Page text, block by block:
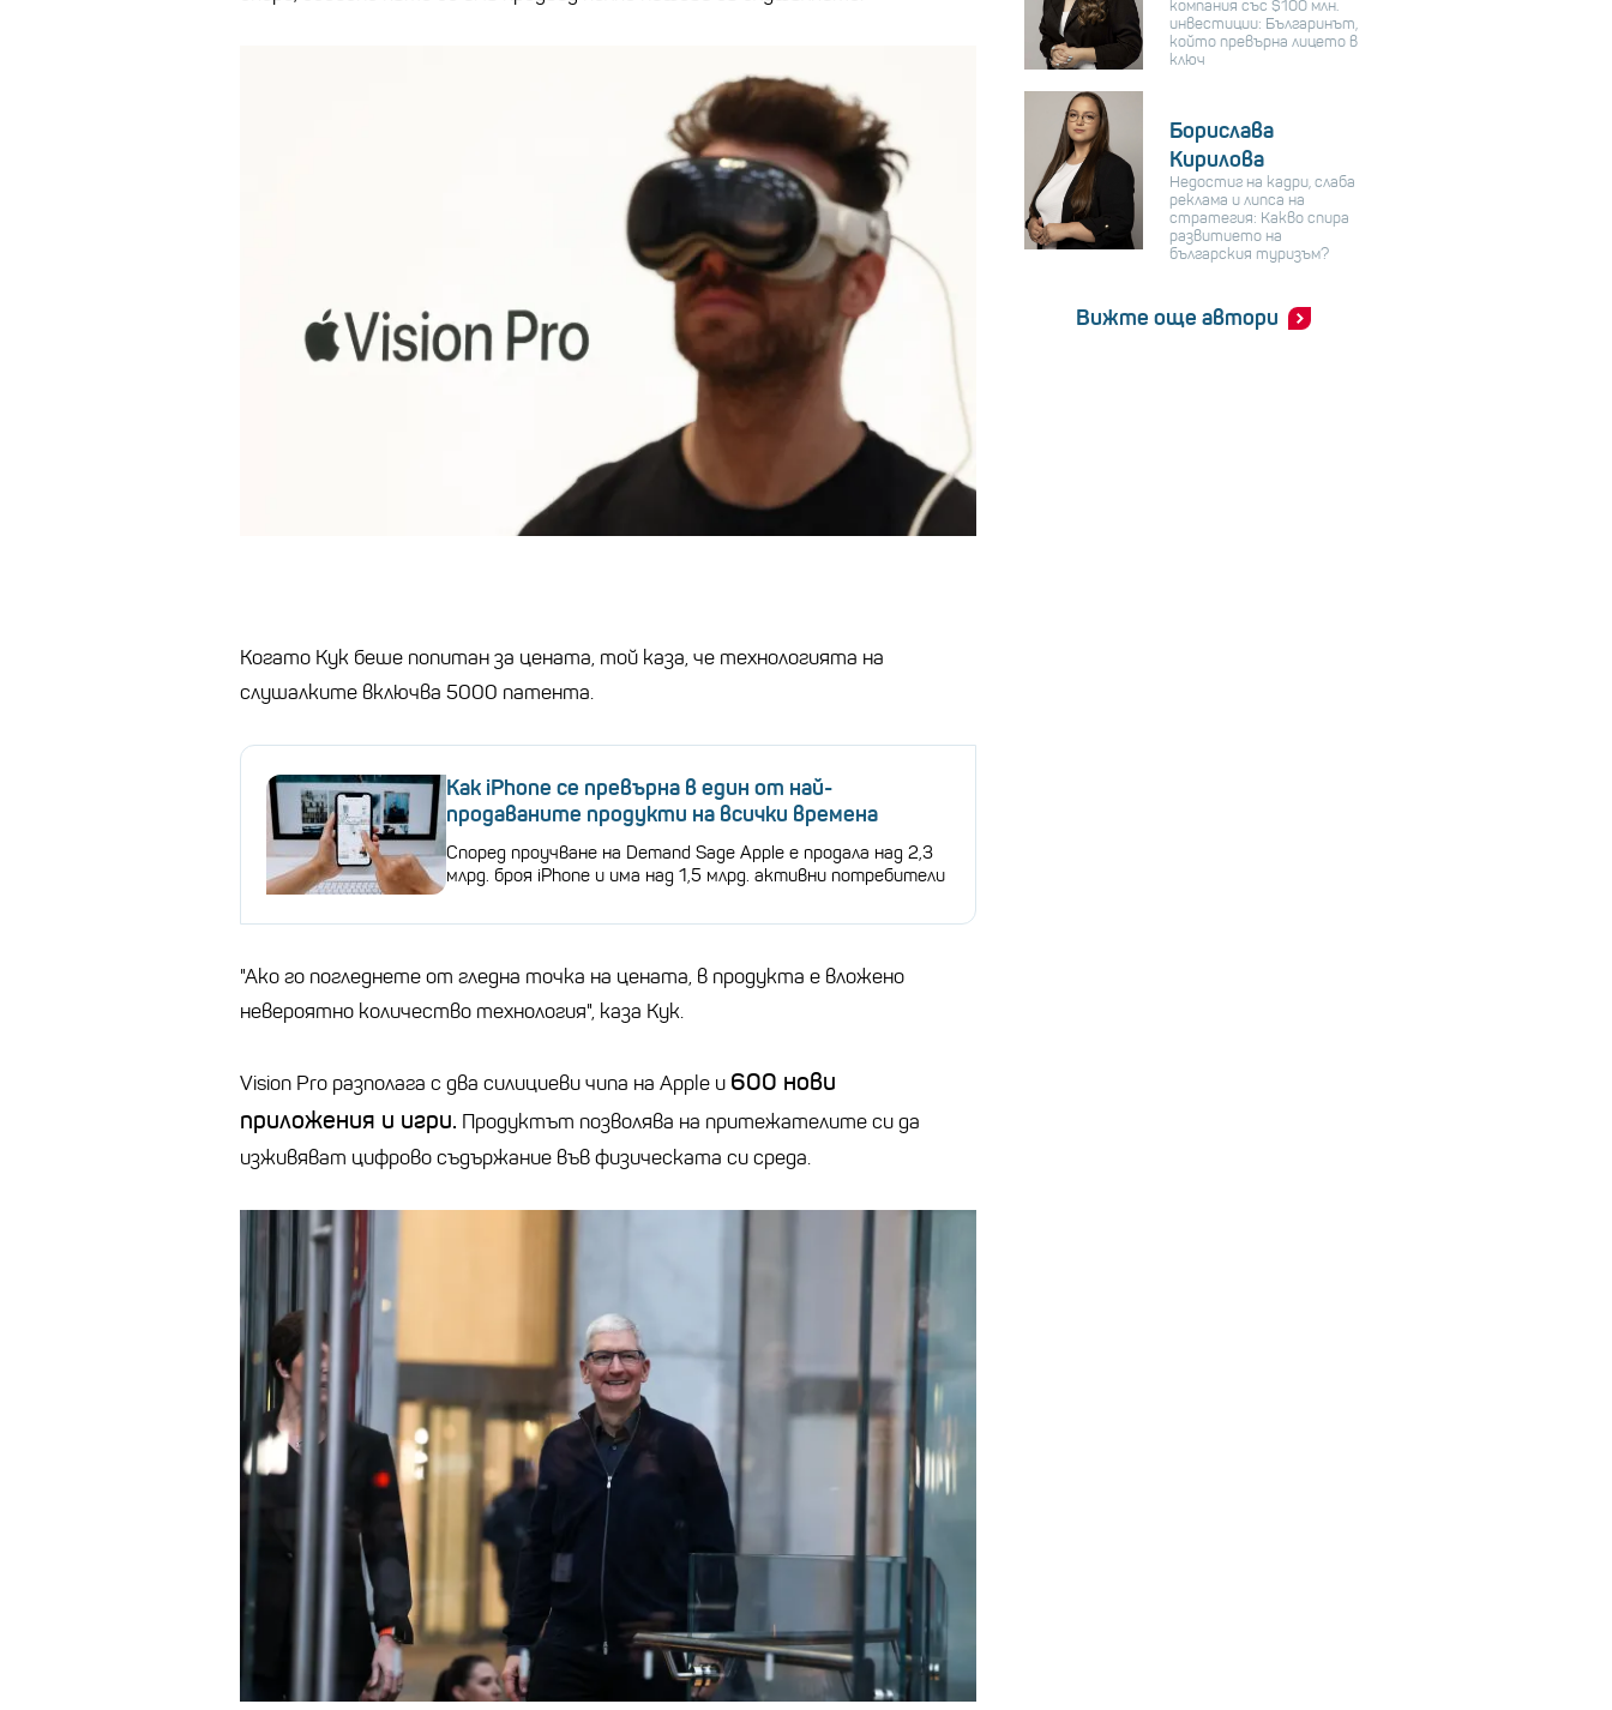
Когато Кук беше попитан за цената, той каза, че технологията на
слушалките включва 5000 патента.
Как iPhone се превърна в един от най-
продаваните продукти на всички времена
Според проучване на Demand Sage Apple е продала над 2,3
млрд. броя iPhone и има над 1,5 млрд. активни потребители
"Ако го погледнете от гледна точка на цената, в продукта е вложено
невероятно количество технология", каза Кук.
Vision Pro разполага с два силициеви чипа на Apple и 600 нови
приложения и игри. Продуктът позволява на притежателите си да
изживяват цифрово съдържание във физическата си среда.
компания със $100 млн.
инвестиции: Българинът,
който превърна лицето в
ключ
Борислава
Кирилова
Недостиг на кадри, слаба
реклама и липса на
стратегия: Какво спира
развитието на
българския туризъм?
Вижте още автори